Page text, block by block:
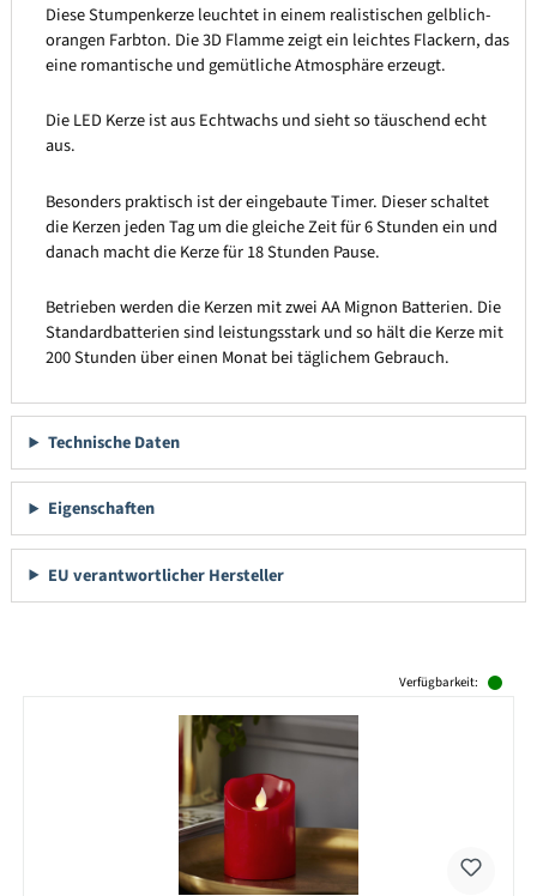
Diese Stumpenkerze leuchtet in einem realistischen gelblich-
orangen Farbton. Die 3D Flamme zeigt ein leichtes Flackern, das
eine romantische und gemütliche Atmosphäre erzeugt.
Die LED Kerze ist aus Echtwachs und sieht so täuschend echt
aus.
Besonders praktisch ist der eingebaute Timer. Dieser schaltet
die Kerzen jeden Tag um die gleiche Zeit für 6 Stunden ein und
danach macht die Kerze für 18 Stunden Pause.
Betrieben werden die Kerzen mit zwei AA Mignon Batterien. Die
Standardbatterien sind leistungsstark und so hält die Kerze mit
200 Stunden über einen Monat bei täglichem Gebrauch.
Technische Daten
Eigenschaften
EU verantwortlicher Hersteller
Verfügbarkeit: